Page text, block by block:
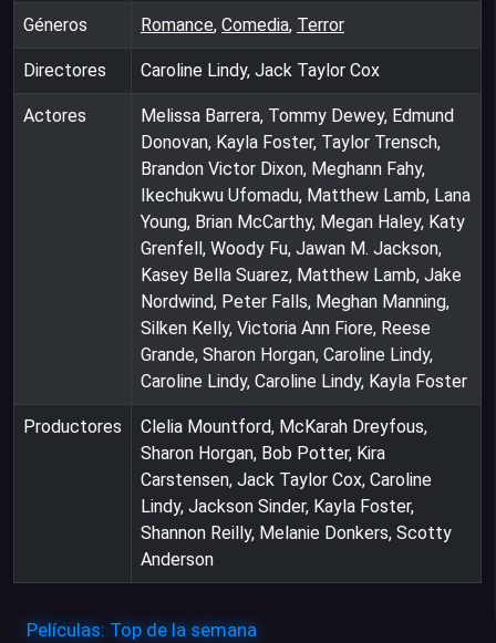
Géneros Romance, Comedia, Terror
Directores Caroline Lindy, Jack Taylor Cox
Actores
Melissa Barrera, Tommy Dewey, Edmund
Donovan, Kayla Foster, Taylor Trensch,
Brandon Victor Dixon, Meghann Fahy,
Ikechukwu Ufomadu, Matthew Lamb, Lana
Young, Brian McCarthy, Megan Haley, Katy
Grenfell, Woody Fu, Jawan M. Jackson,
Kasey Bella Suarez, Matthew Lamb, Jake
Nordwind, Peter Falls, Meghan Manning,
Silken Kelly, Victoria Ann Fiore, Reese
Grande, Sharon Horgan, Caroline Lindy,
Caroline Lindy, Caroline Lindy, Kayla Foster
Productores
Clelia Mountford, McKarah Dreyfous,
Sharon Horgan, Bob Potter, Kira
Carstensen, Jack Taylor Cox, Caroline
Lindy, Jackson Sinder, Kayla Foster,
Shannon Reilly, Melanie Donkers, Scotty
Anderson
Películas: Top de la semana